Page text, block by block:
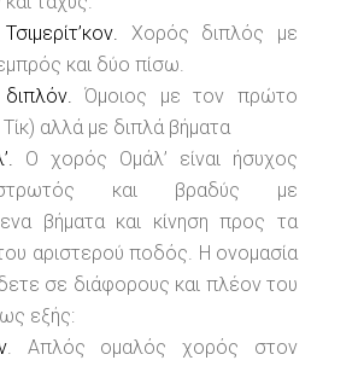
Χορός διπλός με
και δύο πίσω.
Όμοιος με τον πρώτο
αλλά με διπλά βήματα
Ο χορός Ομάλ’ είναι ήσυχος
και βραδύς με
βήματα και κίνηση προς τα
αριστερού ποδός. Η ονομασία
σε διάφορους και πλέον του
εξής:
. Απλός ομαλός χορός στον